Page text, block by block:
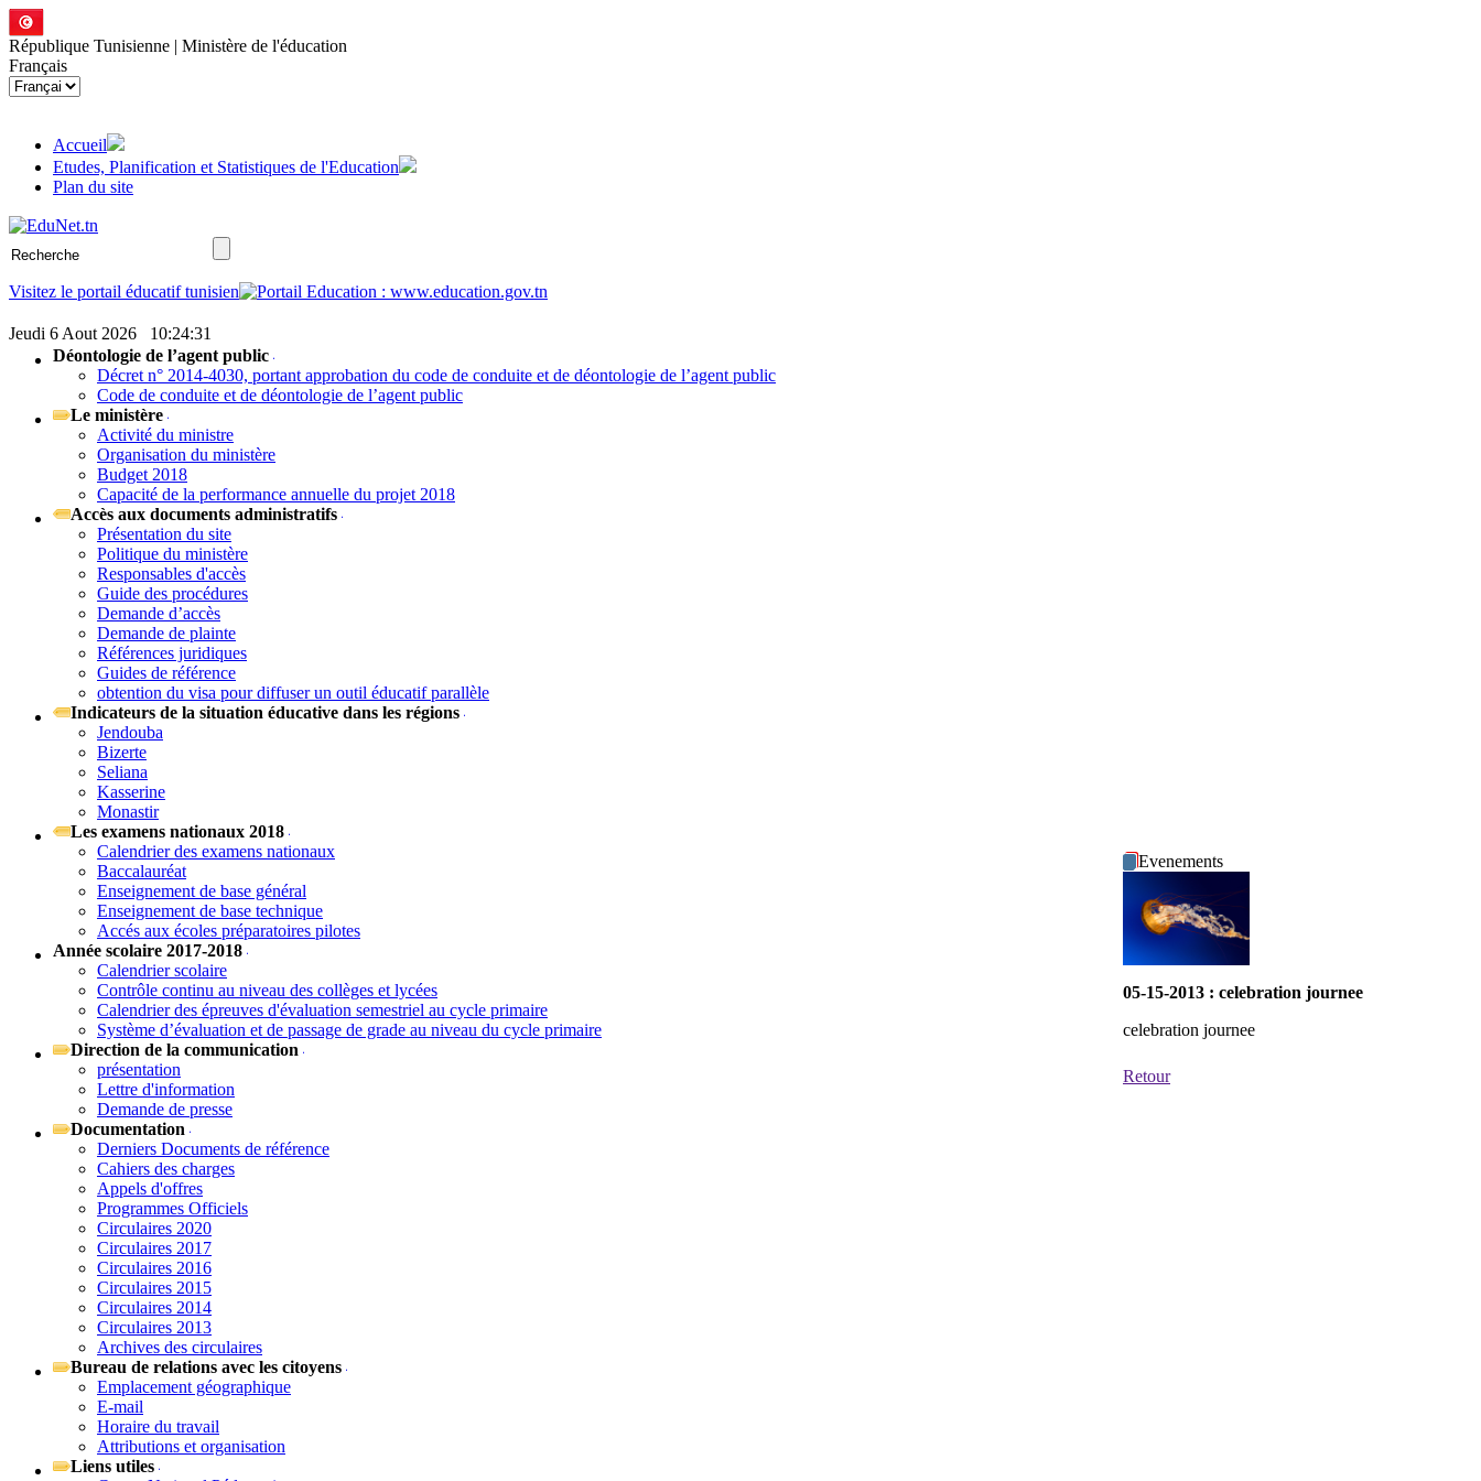
République Tunisienne | Ministère de l'éducation
Français
Accueil
Etudes, Planification et Statistiques de l'Education
Plan du site
Visitez le portail éducatif tunisien
Jeudi 6 Aout 2026
10:24:31
Déontologie de l’agent public
Décret n° 2014-4030, portant approbation du code de conduite et de déontologie de l’agent public
Code de conduite et de déontologie de l’agent public
Le ministère
Activité du ministre
Organisation du ministère
Budget 2018
Capacité de la performance annuelle du projet 2018
Accès aux documents administratifs
Présentation du site
Politique du ministère
Responsables d'accès
Guide des procédures
Demande d’accès
Demande de plainte
Références juridiques
Guides de référence
obtention du visa pour diffuser un outil éducatif parallèle
Indicateurs de la situation éducative dans les régions
Jendouba
Bizerte
Seliana
Kasserine
Monastir
Les examens nationaux 2018
Calendrier des examens nationaux
Baccalauréat
Enseignement de base général
Enseignement de base technique
Accés aux écoles préparatoires pilotes
Année scolaire 2017-2018
Calendrier scolaire
Contrôle continu au niveau des collèges et lycées
Calendrier des épreuves d'évaluation semestriel au cycle primaire
Système d’évaluation et de passage de grade au niveau du cycle primaire
Direction de la communication
présentation
Lettre d'information
Demande de presse
Documentation
Derniers Documents de référence
Cahiers des charges
Appels d'offres
Programmes Officiels
Circulaires 2020
Circulaires 2017
Circulaires 2016
Circulaires 2015
Circulaires 2014
Circulaires 2013
Archives des circulaires
Bureau de relations avec les citoyens
Emplacement géographique
E-mail
Horaire du travail
Attributions et organisation
Liens utiles
Evenements
05-15-2013 : celebration journee
celebration journee
Retour